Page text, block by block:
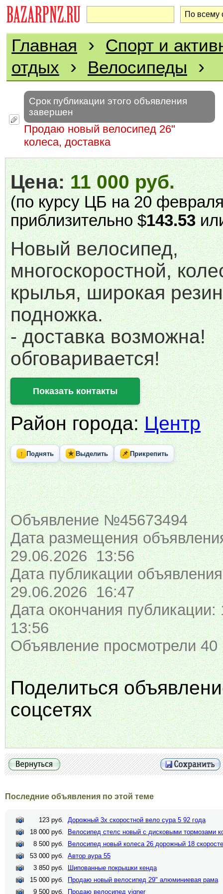
Главная › Спорт и
отдых › Велосипеды ›
Срок публикации этого объявления
завершен
Продаю новый велосипед 26"
колеса, доставка
Цена:11 000 руб.
(по курсу ЦБ на 20
приблизительно $143.53
Новый велосипед,
многоскоростной,
крылья, широкая
подножка.
- доставка возможна!
обговаривается!
Показать контакты
Район города:Центр
↑ Поднять ★ Выделить 📌 Прикрепить
Объявление №45673494
Дата размещения
29.06.2026 13:56
Дата публикации
29.06.2026 16:47
Дата окончания публикации:
13:56
Объявление просмотрели 40
Поделиться
соцсетях
Последние объявления по этой теме
123 руб. Дорожный 3х скоростной вело сура 5 92 года
18 000 руб.
Велосипед стелс новый с дисковыми тормозами
8 500 руб.
Велосипед новый колеса 26 дорожный 18
53 000 руб. Автор аура 55
3 850 руб.
Шипованные покрышки кенда
15 000 руб.
Продаю новый велосипед 29" алюминиевая рама
9 500 руб.
Продаю велосипед vigner